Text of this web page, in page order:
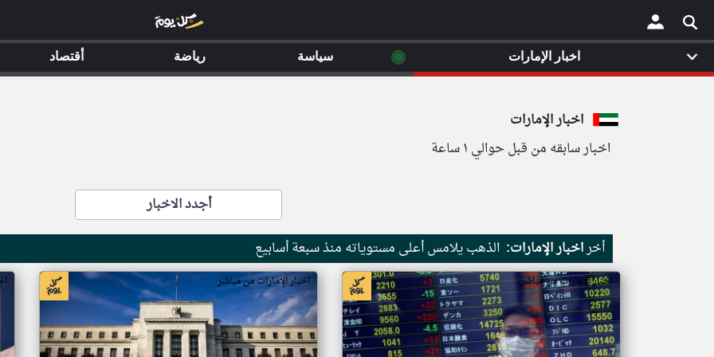
×
اخبار الإمارات
اخبار سابقه من قبل حوالي ١ ساعة
أجدد الاخبار
أخراخبار الإمارات: الذهب يلامس أعلى مستوياته منذ سبعة أسابيع
اخبار الإمارات من مباشر اخبار الإمارات من مباشر
اخبار الإمارات ◉ سياسة رياضة أقتصاد